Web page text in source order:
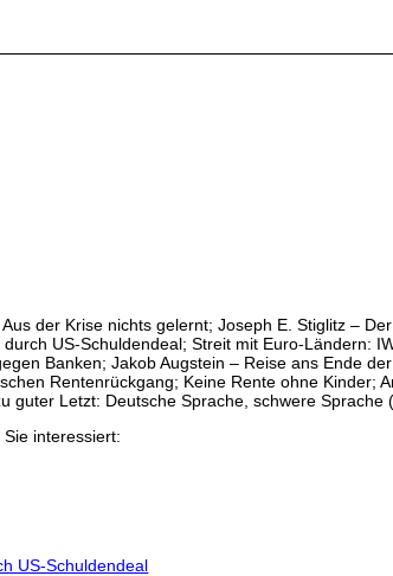
der Krise nichts gelernt; Joseph E. Stiglitz –
US-Schuldendeal; Streit mit Euro-Ländern:
Banken; Jakob Augstein – Reise ans Ende
Rentenrückgang; Keine Rente ohne Kinder;
guter Letzt: Deutsche Sprache, schwere Sprache
interessiert:
US-Schuldendeal